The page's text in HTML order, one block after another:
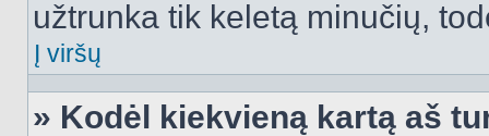
užtrunka tik keletą minučių,
Į viršų
» Kodėl kiekvieną kartą aš